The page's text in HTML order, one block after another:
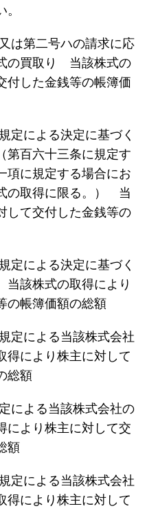
は第二号ハの請求に応
の買取り 当該株式の
付した金銭等の帳簿価
による決定に基づく
第百六十三条に規定す
項に規定する場合にお
の取得に限る。） 当
して交付した金銭等の
による決定に基づく
該株式の取得により
の帳簿価額の総額
定による当該株式会社
により株主に対して
総額
による当該株式会社の
より株主に対して交
額
定による当該株式会社
により株主に対して